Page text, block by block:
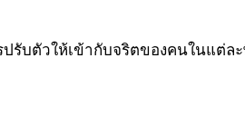
รับตัวให้เข้ากับจริตของคนในแต่ล